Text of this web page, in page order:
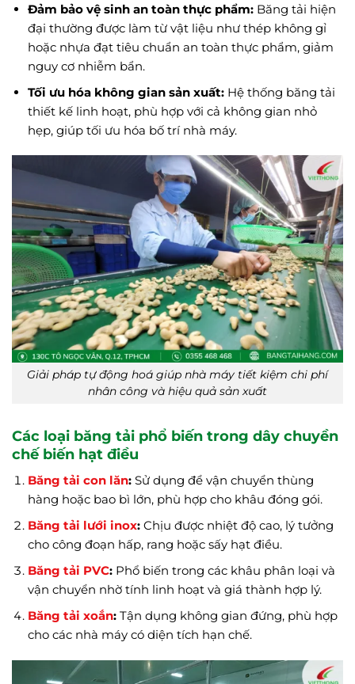
Đảm bảo vệ sinh an toàn thực phẩm: Băng tải hiện
đại thường được làm từ vật liệu như thép không gỉ
hoặc nhựa đạt tiêu chuẩn an toàn thực phẩm, giảm
nguy cơ nhiễm bẩn.
Tối ưu hóa không gian sản xuất: Hệ thống băng tải
thiết kế linh hoạt, phù hợp với cả không gian nhỏ
hẹp, giúp tối ưu hóa bố trí nhà máy.
Giải pháp tự động hoá giúp nhà máy tiết kiệm chi phí
nhân công và hiệu quả sản xuất
Các loại băng tải phổ biến trong dây chuyền
chế biến hạt điều
Băng tải con lăn: Sử dụng để vận chuyển thùng
hàng hoặc bao bì lớn, phù hợp cho khâu đóng gói.
Băng tải lưới inox: Chịu được nhiệt độ cao, lý tưởng
cho công đoạn hấp, rang hoặc sấy hạt điều.
Băng tải PVC: Phổ biến trong các khâu phân loại và
vận chuyển nhờ tính linh hoạt và giá thành hợp lý.
Băng tải xoắn: Tận dụng không gian đứng, phù hợp
cho các nhà máy có diện tích hạn chế.